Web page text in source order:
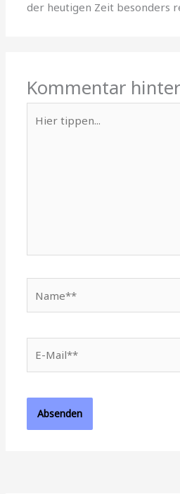
der heutigen Zeit besonders
Kommentar
tippen...
Mail**